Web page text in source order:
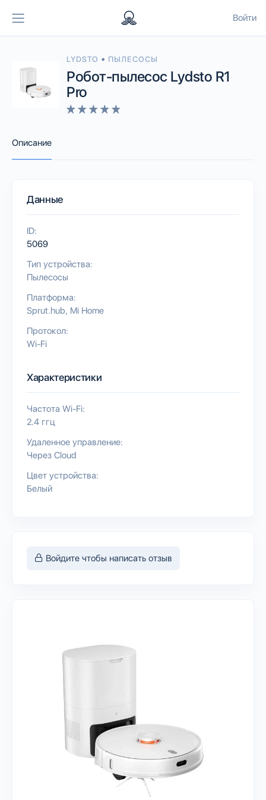
Войти
LYDSTO • ПЫЛЕСОСЫ
Робот-пылесос Lydsto R1
Pro
Описание
Данные
ID:
5069
Тип устройства:
Пылесосы
Платформа:
Sprut.hub Mi Home
Протокол:
Wi-Fi
Характеристики
Частота Wi-Fi:
2.4 ггц
Удаленное управление:
Через Cloud
Цвет устройства:
Белый
Войдите чтобы написать отзыв